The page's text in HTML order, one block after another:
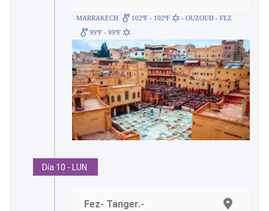
MARRAKECH 102ºF - 102ºF
- OUZOUD - FEZ
99ºF - 99ºF
Día 10 - LUN.
Fez- Tanger.-